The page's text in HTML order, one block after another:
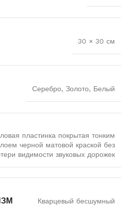
30 × 30 см
Серебро, Золото, Белый
пластинка покрытая тонким
черной матовой краской без
видимости звуковых дорожек
Кварцевый бесшумный